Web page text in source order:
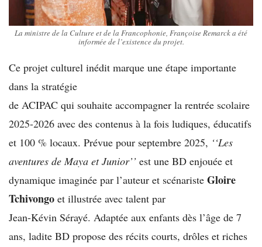
La ministre de la Culture et de la Francophonie, Françoise Remarck a été
informée de l’existence du projet.
Ce projet culturel inédit marque une étape importante
dans la stratégie
de ACIPAC qui souhaite accompagner la rentrée scolaire
2025-2026 avec des contenus à la fois ludiques, éducatifs
et 100 % locaux. Prévue pour septembre 2025, ‘‘Les
aventures de Maya et Junior’’ est une BD enjouée et
dynamique imaginée par l’auteur et scénariste Gloire
Tchivongo et illustrée avec talent par
Jean-Kévin Sérayé. Adaptée aux enfants dès l’âge de 7
ans, ladite BD propose des récits courts, drôles et riches